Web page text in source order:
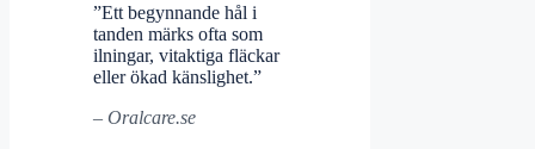
”Ett begynnande hål i
tanden märks ofta som
ilningar, vitaktiga fläckar
eller ökad känslighet.”
– Oralcare.se